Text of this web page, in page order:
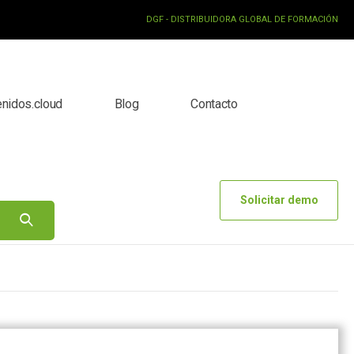
DGF - DISTRIBUIDORA GLOBAL DE FORMACIÓN
Blog Contacto
Solicitar demo